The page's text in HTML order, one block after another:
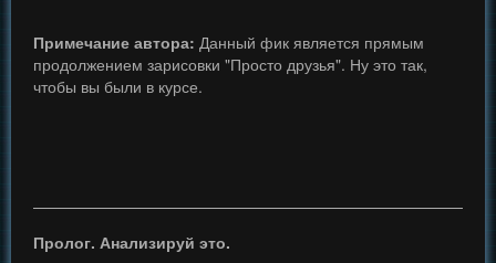
Примечание автора: Данный фик является прямым
продолжением зарисовки "Просто друзья". Ну это так,
чтобы вы были в курсе.
Пролог. Анализируй это.